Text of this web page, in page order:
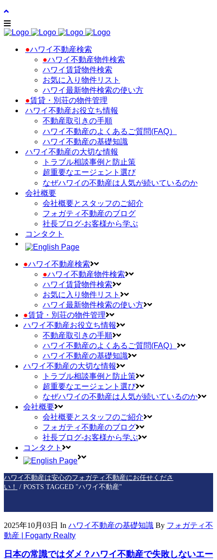
●ハワイ不動産検索
●ハワイ不動産物件検索
ハワイ賃貸物件検索
お気に入り物件リスト
ハワイ最新物件検索の使い方
●賃貸・別荘の物件管理
ハワイ不動産お役立ち情報
不動産取引きの手順
ハワイ不動産のよくあるご質問(FAQ）
ハワイ不動産の基礎知識
ハワイ不動産の大切な情報
トラブル相談事例と防止策
超重要なエージェント選び
なぜハワイの不動産は人気が続いているのか
会社概要
会社概要とスタッフのご紹介
フォガティ不動産のブログ
社長ブログ-お客様から学ぶ
コンタクト
●ハワイ不動産検索
●ハワイ不動産物件検索
ハワイ賃貸物件検索
お気に入り物件リスト
ハワイ最新物件検索の使い方
●賃貸・別荘の物件管理
ハワイ不動産お役立ち情報
不動産取引きの手順
ハワイ不動産のよくあるご質問(FAQ）
ハワイ不動産の基礎知識
ハワイ不動産の大切な情報
トラブル相談事例と防止策
超重要なエージェント選び
なぜハワイの不動産は人気が続いているのか
会社概要
会社概要とスタッフのご紹介
フォガティ不動産のブログ
社長ブログ-お客様から学ぶ
コンタクト
ハワイ不動産は安心のフォガティ不動産にお任せくださ
い！
/ POSTS TAGGED "ハワイ不動産"
2025年10月03日 In ハワイ不動産の基礎知識 By フォガティ不
動産 | Fogarty Realty
日本の常識ではダメ？ハワイ不動産で失敗しないエー